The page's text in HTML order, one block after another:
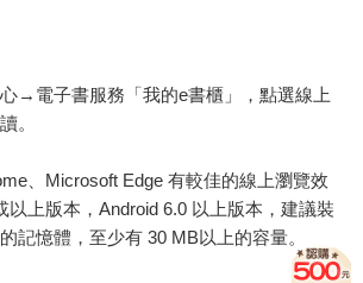
→電子書服務「我的e書櫃」，點選線上
。
、Microsoft Edge 有較佳的線上瀏覽效
以上版本，Android 6.0 以上版本，建議裝
記憶體，至少有 30 MB以上的容量。